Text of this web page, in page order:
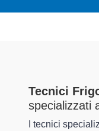
Tecnici
specializzati
I tecnici